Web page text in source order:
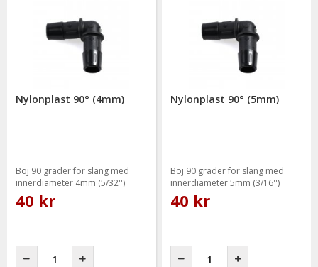
Nylonplast 90° (4mm)
Böj 90 grader för slang med
innerdiameter 4mm (5/32'')
40 kr
Nylonplast 90° (5mm)
Böj 90 grader för slang med
innerdiameter 5mm (3/16'')
40 kr